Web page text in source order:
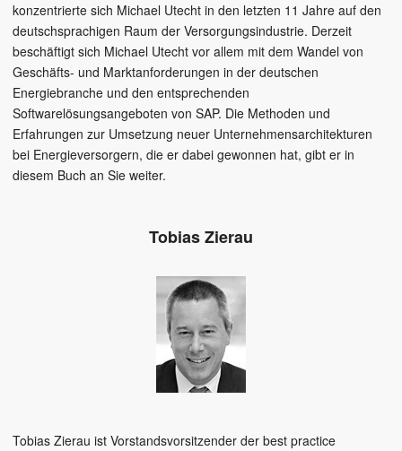
konzentrierte sich Michael Utecht in den letzten 11 Jahre auf den
deutschsprachigen Raum der Versorgungsindustrie. Derzeit
beschäftigt sich Michael Utecht vor allem mit dem Wandel von
Geschäfts- und Marktanforderungen in der deutschen
Energiebranche und den entsprechenden
Softwarelösungsangeboten von SAP. Die Methoden und
Erfahrungen zur Umsetzung neuer Unternehmensarchitekturen
bei Energieversorgern, die er dabei gewonnen hat, gibt er in
diesem Buch an Sie weiter.
Tobias Zierau
Tobias Zierau ist Vorstandsvorsitzender der best practice